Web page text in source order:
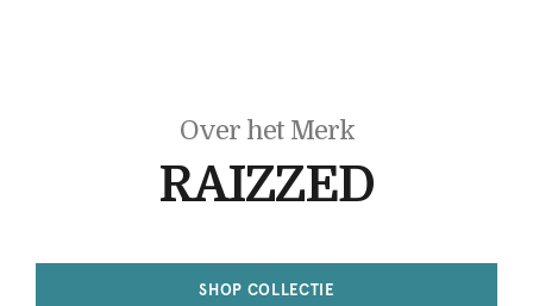
Over het Merk
RAIZZED
SHOP COLLECTIE